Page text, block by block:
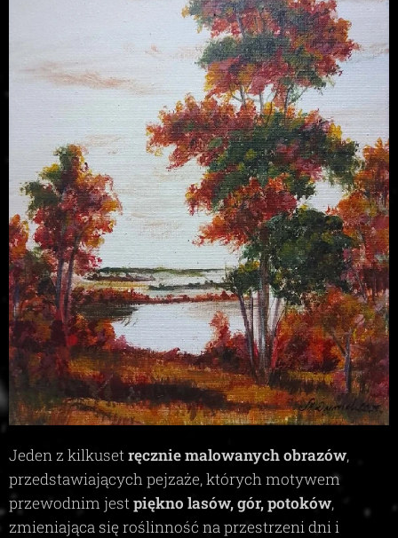
Jeden z kilkusetręcznie malowanych obrazów,
przedstawiających pejzaże, których motywem
przewodnim jestpiękno lasów, gór, potoków,
zmieniająca się roślinność na przestrzeni dni i